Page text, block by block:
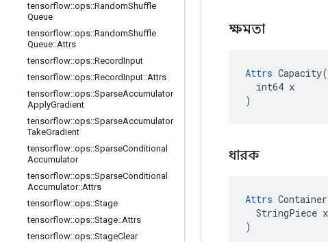
tensorflow::ops::RandomShuffle
Queue
tensorflow::ops::RandomShuffle
Queue::Attrs
tensorflow::ops::RecordInput
tensorflow::ops::RecordInput::Attrs
tensorflow::ops::SparseAccumulator
ApplyGradient
tensorflow::ops::SparseAccumulator
TakeGradient
tensorflow::ops::SparseConditional
Accumulator
tensorflow::ops::SparseConditional
Accumulator::Attrs
tensorflow::ops::Stage
tensorflow::ops::Stage::Attrs
tensorflow::ops::StageClear
ক্ষমতা
Attrs Capacity(
  int64 x
)
ধারক
Attrs
  StringPiece x
)